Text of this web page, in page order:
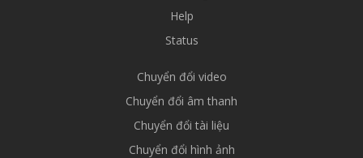
Help
Status
Chuyển đổi video
Chuyển đổi âm thanh
Chuyển đổi tài liệu
Chuyển đổi hình ảnh